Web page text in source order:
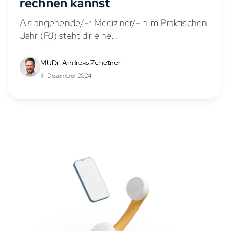
Als angehende/-r Mediziner/-in im Praktischen
Jahr (PJ) steht dir eine
Gehalt oder PJ Vergütung bezeichnet wird.
Diese Praktikumsvergütung soll deine
MUDr. Andreas Zehetner
11. Dezember 2024